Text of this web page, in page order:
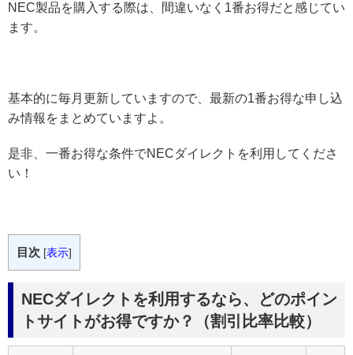
NEC製品を購入する際は、間違いなく1番お得だと感じてい
ます。
基本的に毎月更新していますので、最新の1番お得な申し込
み情報をまとめていますよ。
是非、一番お得な条件でNECダイレクトを利用してくださ
い！
目次 [表示]
NECダイレクトを利用するなら、どのポイン
トサイトがお得ですか？（割引比率比較）